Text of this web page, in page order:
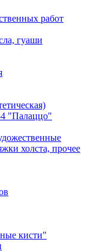
работ
гуаши
4 "Палаццо"
холста, прочее
кисти"